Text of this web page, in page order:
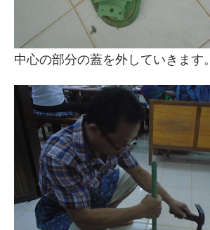
中心の部分の蓋を外していきます。